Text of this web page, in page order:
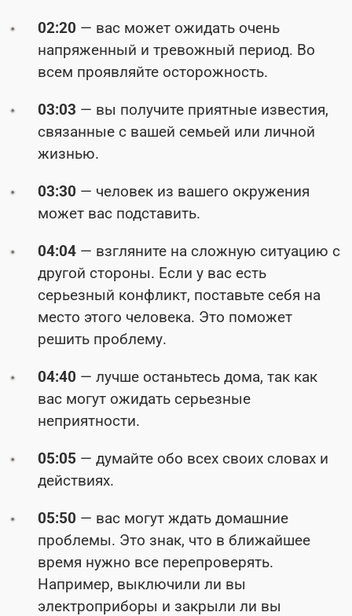
02:20 — вас может ожидать очень
напряженный и тревожный период. Во
всем проявляйте осторожность.
03:03 — вы получите приятные известия,
связанные с вашей семьей или личной
жизнью.
03:30 — человек из вашего окружения
может вас подставить.
04:04 — взгляните на сложную ситуацию с
другой стороны. Если у вас есть
серьезный конфликт, поставьте себя на
место этого человека. Это поможет
решить проблему.
04:40 — лучше останьтесь дома, так как
вас могут ожидать серьезные
неприятности.
05:05 — думайте обо всех своих словах и
действиях.
05:50 — вас могут ждать домашние
проблемы. Это знак, что в ближайшее
время нужно все перепроверять.
Например, выключили ли вы
электроприборы и закрыли ли вы